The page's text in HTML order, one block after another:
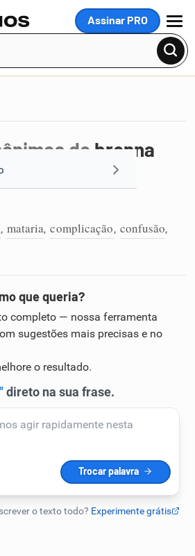
Assinar PRO
MENU
de brenna
busca por
, mataria, complicação, confusão,
que queria?
completo — nossa ferramenta
sugestões mais precisas e no
o resultado.